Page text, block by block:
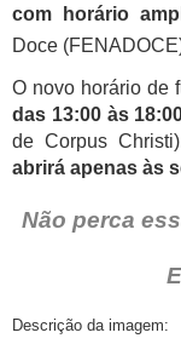
com horário
Doce
O novo horário de
das 13:00 às
de Corpus
abrirá apenas às
Não perca
Descrição da imagem: